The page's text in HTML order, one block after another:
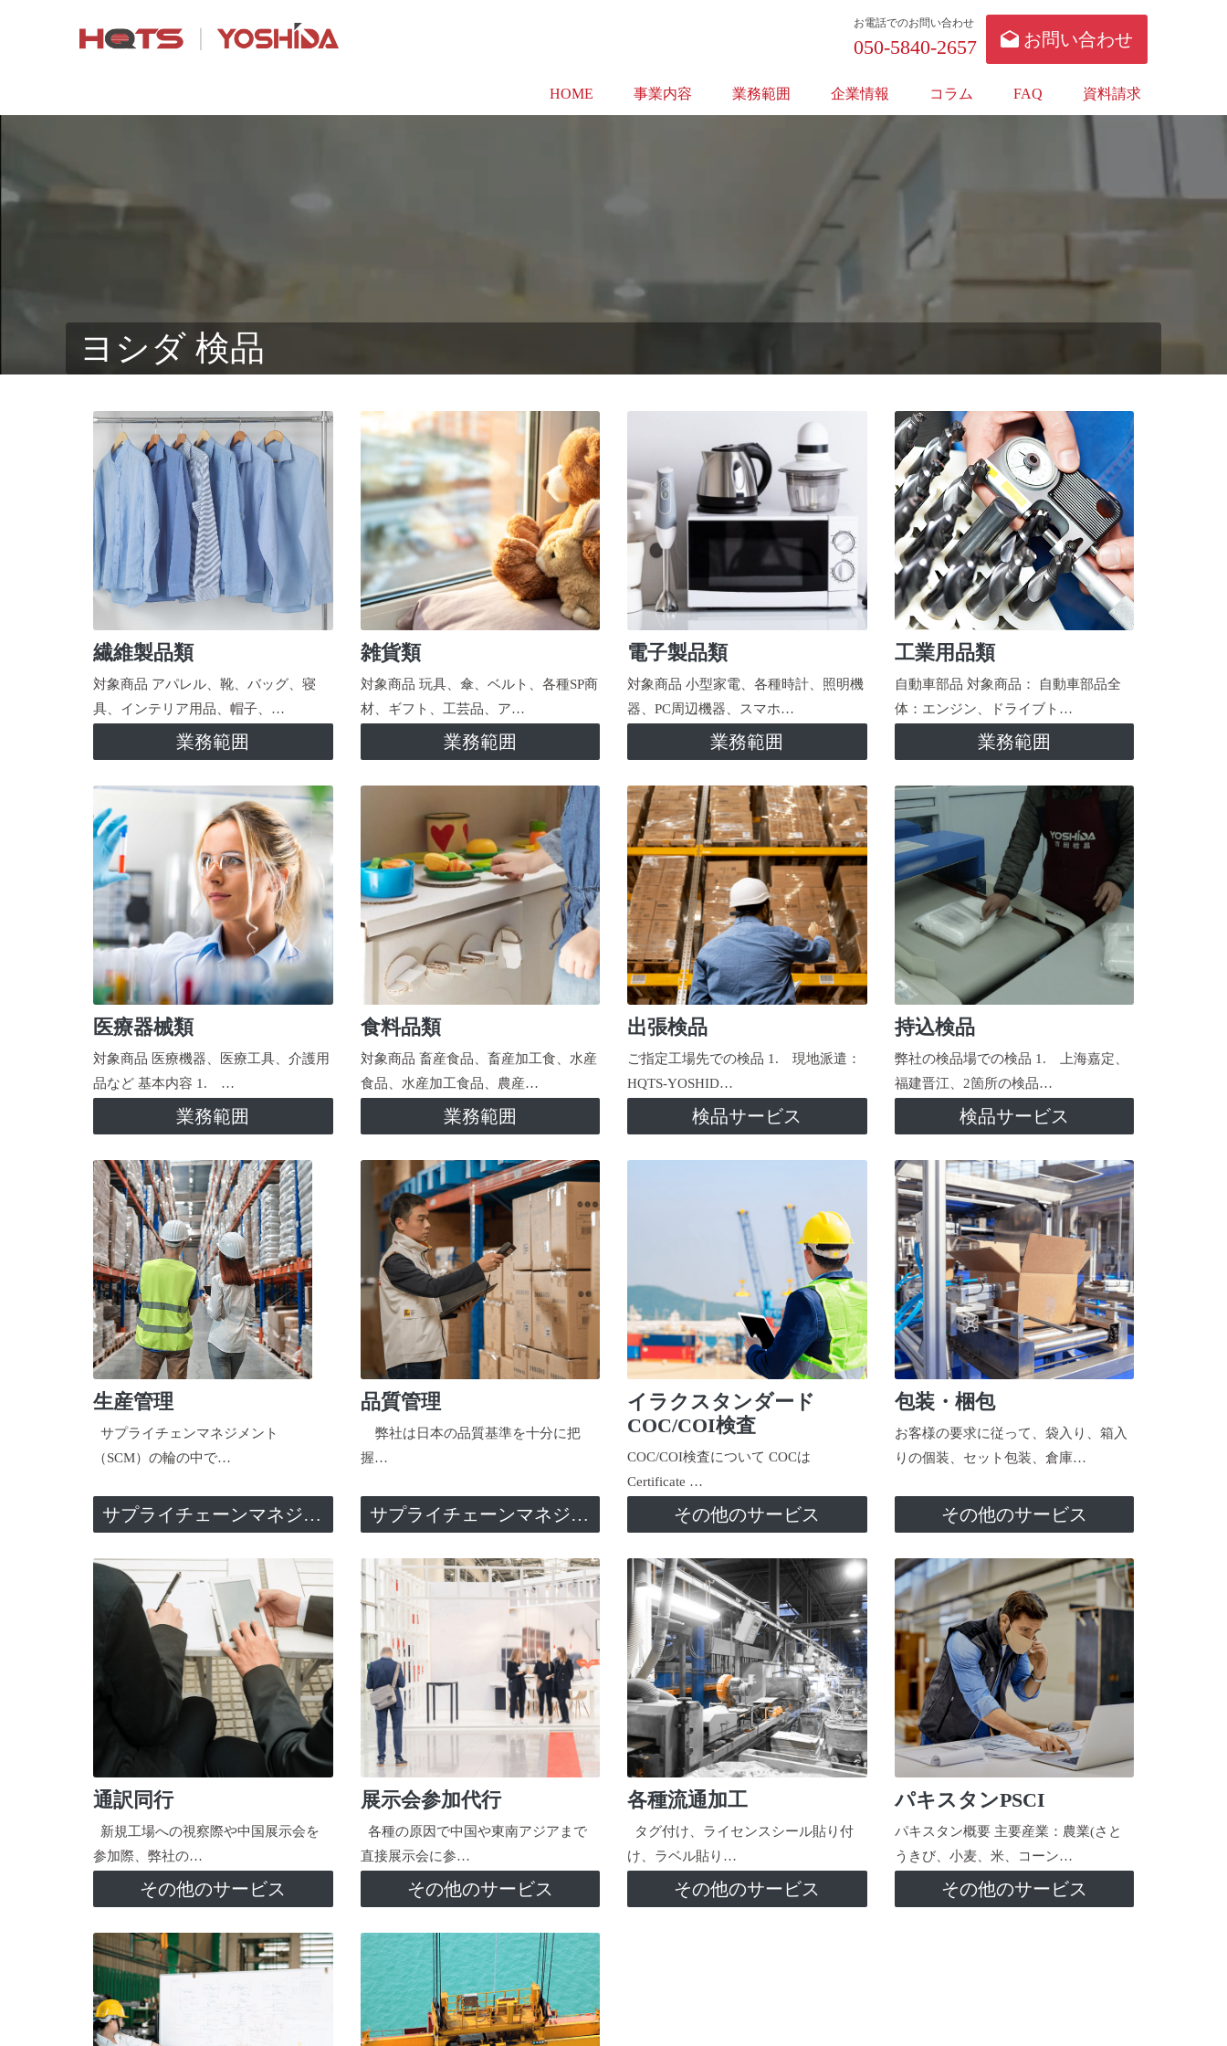
お電話でのお問い合わせ
050-5840-2657 お問い合わせ
HOME 事業内容 業務範囲 企業情報 コラム FAQ 資料請求
ヨシダ 検品
繊維製品類
対象商品 アパレル、靴、バッグ、寝
具、インテリア用品、帽子、…
業務範囲
雑貨類
対象商品 玩具、傘、ベルト、各種SP商
材、ギフト、工芸品、ア…
業務範囲
電子製品類
対象商品 小型家電、各種時計、照明機
器、PC周辺機器、スマホ…
業務範囲
工業用品類
自動車部品 対象商品： 自動車部品全
体：エンジン、ドライブト…
業務範囲
医療器械類
対象商品 医療機器、医療工具、介護用
品など 基本内容 1. …
業務範囲
食料品類
対象商品 畜産食品、畜産加工食、水産
食品、水産加工食品、農産…
業務範囲
出張検品
ご指定工場先での検品 1. 現地派遣：
HQTS-YOSHID…
検品サービス
持込検品
弊社の検品場での検品 1. 上海嘉定、
福建晋江、2箇所の検品…
検品サービス
生産管理
サプライチェンマネジメント
（SCM）の輪の中で…
サプライチェーンマネジメント
品質管理
弊社は日本の品質基準を十分に把
握…
サプライチェーンマネジメント
イラクスタンダード
COC/COI検査
COC/COI検査について COCは
Certificate …
その他のサービス
包装・梱包
お客様の要求に従って、袋入り、箱入
りの個装、セット包装、倉庫…
その他のサービス
通訳同行
新規工場への視察際や中国展示会を
参加際、弊社の…
その他のサービス
展示会参加代行
各種の原因で中国や東南アジアまで
直接展示会に参…
その他のサービス
各種流通加工
タグ付け、ライセンスシール貼り付
け、ラベル貼り…
その他のサービス
パキスタンPSCI
パキスタン概要 主要産業：農業(さと
うきび、小麦、米、コーン…
その他のサービス